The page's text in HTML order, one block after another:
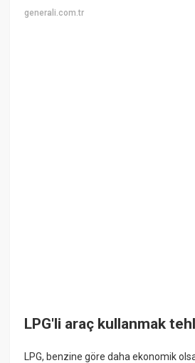
generali.com.tr
LPG'li araç kullanmak
LPG, benzine göre daha ekonomik